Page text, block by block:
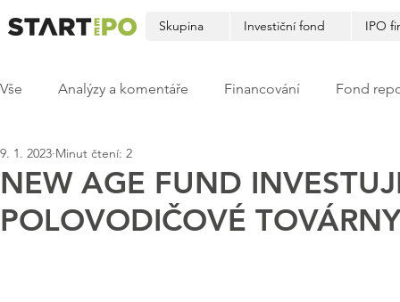
Skupina Investiční fond IPO
Vše Analýzy a komentáře Financování Fond
NEW AGE FUND
POLOVODIČOVÉ
9. 1. 2023 Minut čtení: 2